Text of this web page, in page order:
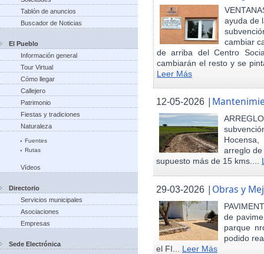
Tablón de anuncios
Buscador de Noticias
El Pueblo
Información general
Tour Virtual
Cómo llegar
Callejero
Patrimonio
Fiestas y tradiciones
Naturaleza
Fuentes
Rutas
Vídeos
Directorio
Servicios municipales
Asociaciones
Empresas
Sede Electrónica
ayuda de
cambiar
de arriba del Centro
cambiarán el resto y se
Leer Más
12-05-2026 |
arreglo
supuesto más de 15 kms....
29-03-2026 | Obras y
de
parque
podido
el FI... Leer Más